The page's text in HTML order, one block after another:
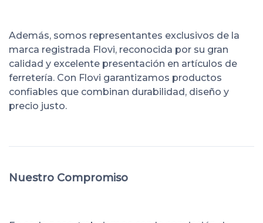
Además, somos representantes exclusivos de la
marca registrada Flovi, reconocida por su gran
calidad y excelente presentación en artículos de
ferretería. Con Flovi garantizamos productos
confiables que combinan durabilidad, diseño y
precio justo.
Nuestro Compromiso